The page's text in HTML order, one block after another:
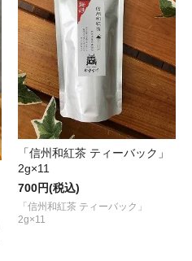
「信州和紅茶 ティーバック」
2g×11
700円(税込)
「信州和紅茶 ティーバック」
2g×11